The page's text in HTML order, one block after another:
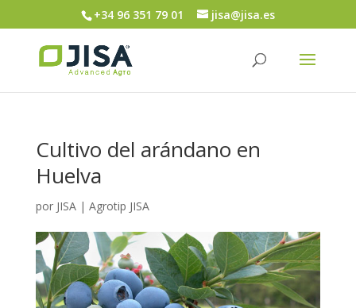
+34 96 351 79 01 jisa@jisa.es
Cultivo del arándano en
Huelva
por JISA| Agrotip JISA